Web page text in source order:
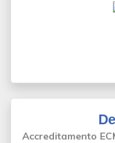
Accreditamento